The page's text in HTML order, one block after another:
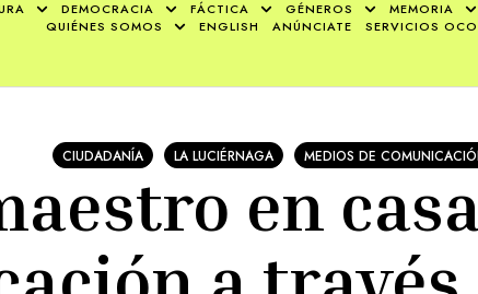
DEMOCRACIA FÁCTICA GÉNEROS MEMORIA
QUIÉNES SOMOS
ENGLISH ANÚNCIATE SERVICIOS
CIUDADANÍA LA LUCIÉRNAGA MEDIOS DE
en